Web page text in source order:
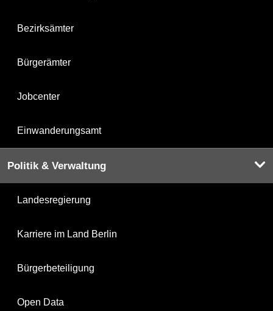
Bezirksämter
Bürgerämter
Jobcenter
Einwanderungsamt
Politik & Verwaltung
Landesregierung
Karriere im Land Berlin
Bürgerbeteiligung
Open Data